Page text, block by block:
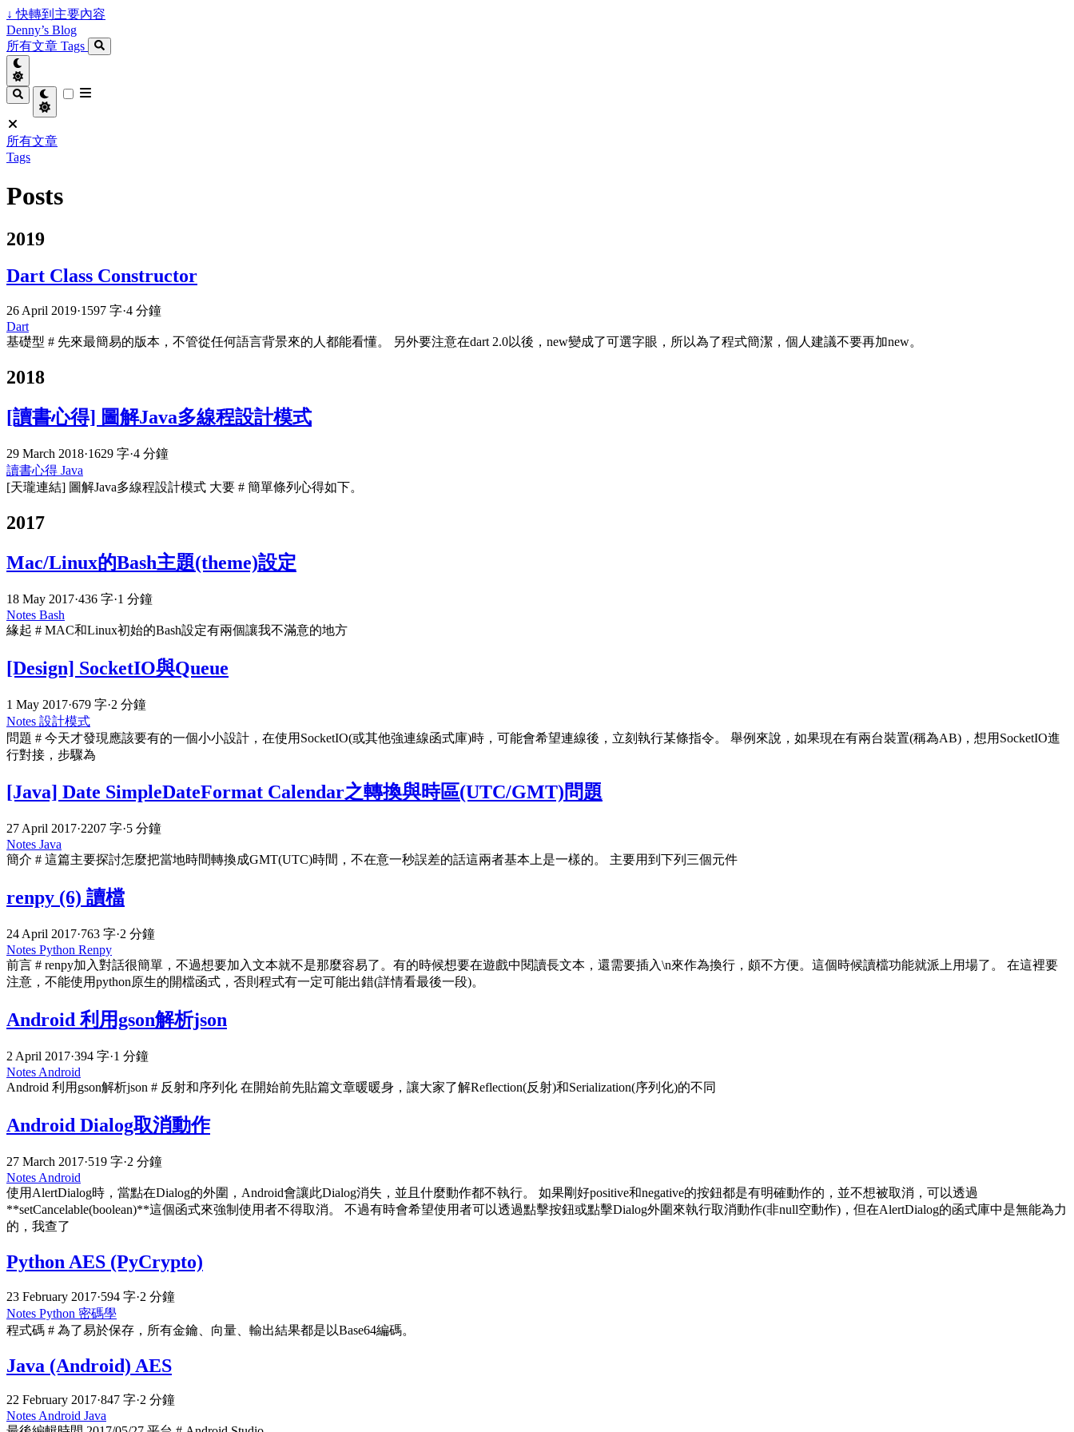
↓ 快轉到主要內容
Denny’s Blog
所有文章 Tags
所有文章
Tags
Posts
2019
Dart Class Constructor
26 April 2019·1597 字·4 分鐘
Dart
基礎型 # 先來最簡易的版本，不管從任何語言背景來的人都能看懂。 另外要注意在dart 2.0以後，new變成了可選字眼，所以為了程式簡潔，個人建議不要再加new。
2018
[讀書心得] 圖解Java多線程設計模式
29 March 2018·1629 字·4 分鐘
讀書心得 Java
[天瓏連結] 圖解Java多線程設計模式 大要 # 簡單條列心得如下。
2017
Mac/Linux的Bash主題(theme)設定
18 May 2017·436 字·1 分鐘
Notes Bash
緣起 # MAC和Linux初始的Bash設定有兩個讓我不滿意的地方
[Design] SocketIO與Queue
1 May 2017·679 字·2 分鐘
Notes 設計模式
問題 # 今天才發現應該要有的一個小小設計，在使用SocketIO(或其他強連線函式庫)時，可能會希望連線後，立刻執行某條指令。 舉例來說，如果現在有兩台裝置(稱為AB)，想用SocketIO進
行對接，步驟為
[Java] Date SimpleDateFormat Calendar之轉換與時區(UTC/GMT)問題
27 April 2017·2207 字·5 分鐘
Notes Java
簡介 # 這篇主要探討怎麼把當地時間轉換成GMT(UTC)時間，不在意一秒誤差的話這兩者基本上是一樣的。 主要用到下列三個元件
renpy (6) 讀檔
24 April 2017·763 字·2 分鐘
Notes Python Renpy
前言 # renpy加入對話很簡單，不過想要加入文本就不是那麼容易了。有的時候想要在遊戲中閱讀長文本，還需要插入\n來作為換行，頗不方便。這個時候讀檔功能就派上用場了。 在這裡要
注意，不能使用python原生的開檔函式，否則程式有一定可能出錯(詳情看最後一段)。
Android 利用gson解析json
2 April 2017·394 字·1 分鐘
Notes Android
Android 利用gson解析json # 反射和序列化 在開始前先貼篇文章暖暖身，讓大家了解Reflection(反射)和Serialization(序列化)的不同
Android Dialog取消動作
27 March 2017·519 字·2 分鐘
Notes Android
使用AlertDialog時，當點在Dialog的外圍，Android會讓此Dialog消失，並且什麼動作都不執行。 如果剛好positive和negative的按鈕都是有明確動作的，並不想被取消，可以透過
**setCancelable(boolean)**這個函式來強制使用者不得取消。 不過有時會希望使用者可以透過點擊按鈕或點擊Dialog外圍來執行取消動作(非null空動作)，但在AlertDialog的函式庫中是無能為力
的，我查了
Python AES (PyCrypto)
23 February 2017·594 字·2 分鐘
Notes Python 密碼學
程式碼 # 為了易於保存，所有金鑰、向量、輸出結果都是以Base64編碼。
Java (Android) AES
22 February 2017·847 字·2 分鐘
NotesAndroid Java